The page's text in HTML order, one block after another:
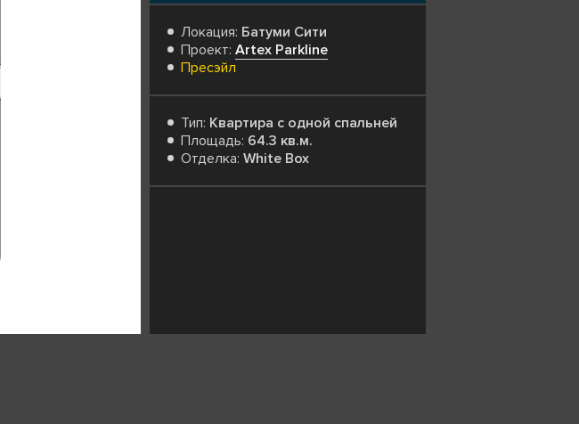
Локация: Батуми Сити
Проект: Artex Parkline
Пресэйл
Тип: Квартира с одной спальней
Площадь: 64.3 кв.м.
Отделка: White Box